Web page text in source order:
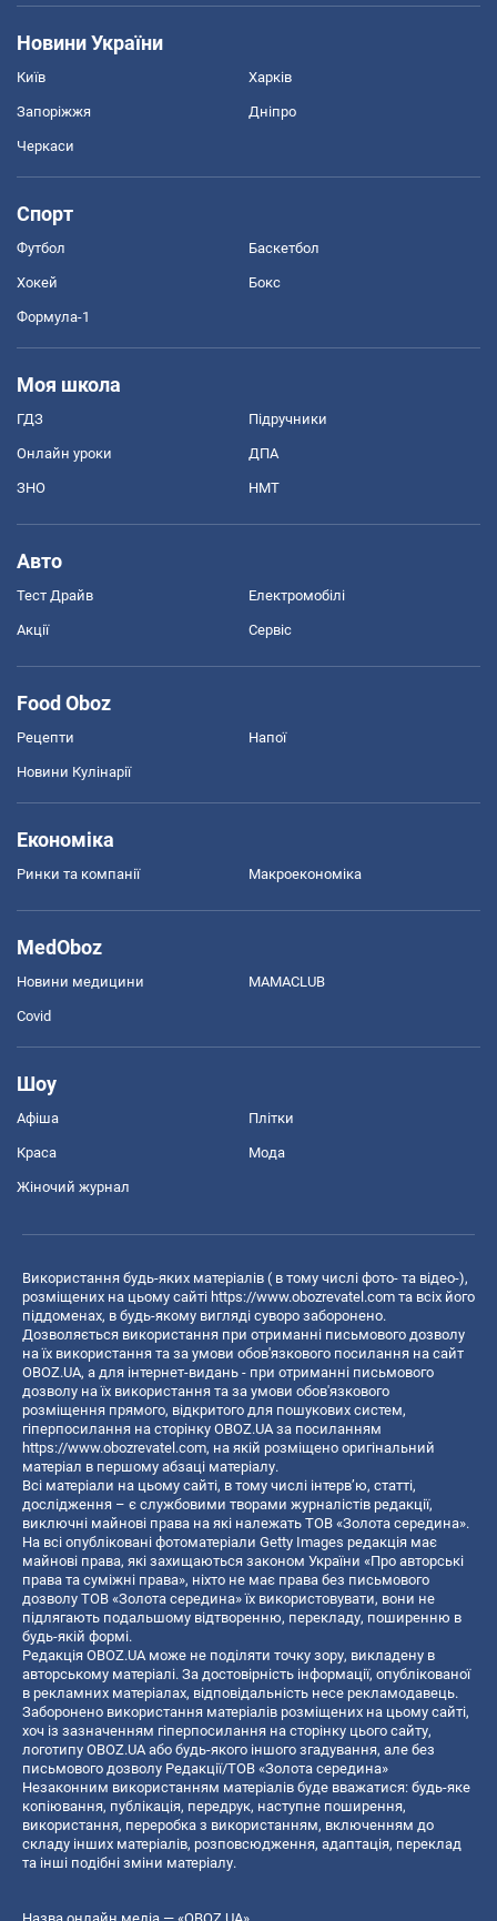
Новини України
Київ Харків
Запоріжжя Дніпро
Черкаси
Спорт
Футбол Баскетбол
Хокей Бокс
Формула-1
Моя школа
ГДЗ Підручники
Онлайн уроки ДПА
ЗНО НМТ
Авто
Тест Драйв Електромобілі
Акції Сервіс
Food Oboz
Рецепти Напої
Новини Кулінарії
Економіка
Ринки та компанії Макроекономіка
MedOboz
Новини медицини MAMACLUB
Covid
Шоу
Афіша Плітки
Краса Мода
Жіночий журнал
Використання будь-яких матеріалів ( в тому числі фото- та відео-),
розміщених на цьому сайті https://www.obozrevatel.com та всіх його
піддоменах, в будь-якому вигляді суворо заборонено.
Дозволяється використання при отриманні письмового дозволу
на їх використання та за умови обов'язкового посилання на сайт
OBOZ.UA, а для інтернет-видань - при отриманні письмового
дозволу на їх використання та за умови обов'язкового
розміщення прямого, відкритого для пошукових систем,
гіперпосилання на сторінку OBOZ.UA за посиланням
https://www.obozrevatel.com, на якій розміщено оригінальний
матеріал в першому абзаці матеріалу.
Всі матеріали на цьому сайті, в тому числі інтерв’ю, статті,
дослідження – є службовими творами журналістів редакції,
виключні майнові права на які належать ТОВ «Золота середина».
На всі опубліковані фотоматеріали Getty Images редакція має
майнові права, які захищаються законом України «Про авторські
права та суміжні права», ніхто не має права без письмового
дозволу ТОВ «Золота середина» їх використовувати, вони не
підлягають подальшому відтворенню, перекладу, поширенню в
будь-якій формі.
Редакція OBOZ.UA може не поділяти точку зору, викладену в
авторському матеріалі. За достовірність інформації, опублікованої
в рекламних матеріалах, відповідальність несе рекламодавець.
Заборонено використання матеріалів розміщених на цьому сайті,
хоч із зазначенням гіперпосилання на сторінку цього сайту,
логотипу OBOZ.UA або будь-якого іншого згадування, але без
письмового дозволу Редакції/ТОВ «Золота середина»
Незаконним використанням матеріалів буде вважатися: будь-яке
копiювання, публiкацiя, передрук, наступне поширення,
використання, переробка з використанням, включенням до
складу інших матеріалів, розповсюдження, адаптація, переклад
та інші подібні зміни матеріалу.